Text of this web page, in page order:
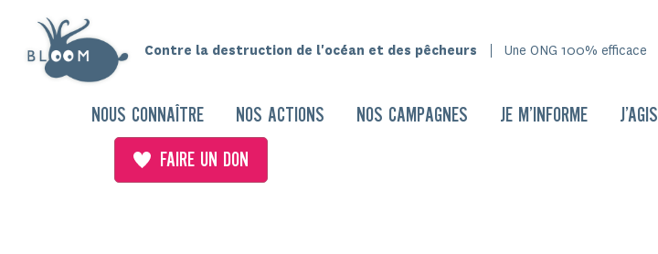
Contre la destruction de l'océan et des pêcheurs Une ONG 100% efficace
NOUS CONNAÎTRE NOS ACTIONS NOS CAMPAGNES JE M’INFORME J’AGIS
FAIRE UN DON